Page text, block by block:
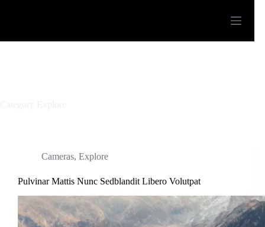
Cameras, Explore
Pulvinar Mattis Nunc Sedblandit Libero Volutpat